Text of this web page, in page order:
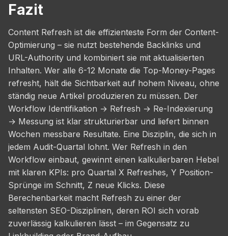
Fazit
Content Refresh ist die effizienteste Form der Content-
Optimierung – sie nutzt bestehende Backlinks und
URL-Authority und kombiniert sie mit aktualisierten
Inhalten. Wer alle 6-12 Monate die Top-Money-Pages
refresht, hält die Sichtbarkeit auf hohem Niveau, ohne
ständig neue Artikel produzieren zu müssen. Der
Workflow Identifikation → Refresh → Re-Indexierung
→ Messung ist klar strukturierbar und liefert binnen
Wochen messbare Resultate. Eine Disziplin, die sich in
jedem Audit-Quartal lohnt. Wer Refresh in den
Workflow einbaut, gewinnt einen kalkulierbaren Hebel
mit klaren KPIs: pro Quartal X Refreshes, Y Position-
Sprünge im Schnitt, Z neue Klicks. Diese
Berechenbarkeit macht Refresh zu einer der
seltensten SEO-Disziplinen, deren ROI sich vorab
zuverlässig kalkulieren lässt – im Gegensatz zu